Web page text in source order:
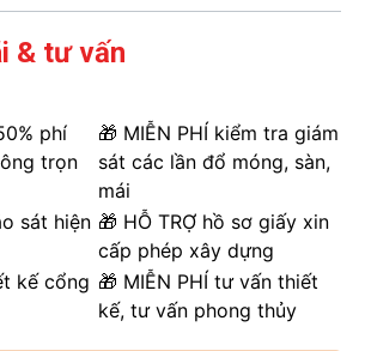
& tư vấn
phí
trọn
🎁 MIỄN PHÍ kiểm tra giám
sát các lần đổ móng, sàn,
mái
sát hiện 🎁 HỖ TRỢ hồ sơ giấy xin
cấp phép xây dựng
kế cổng 🎁 MIỄN PHÍ tư vấn thiết
kế, tư vấn phong thủy